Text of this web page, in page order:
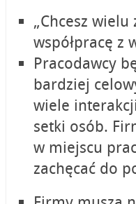
„Chcesz
współpracę z
Pracodawcy
bardziej
wiele
setki osób.
w miejscu
zachęcać do